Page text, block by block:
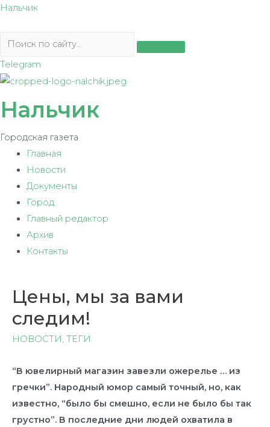
Перейти
содержимому
Нальчик
Telegram
Нальчик
Городская газета
Главная
Новости
Документы
Город
Главный редактор
Архив
Контакты
Цены, мы за вами
следим!
НОВОСТИ, ТЕГИ
“В ювелирный магазин завезли ожерелье … из
гречки”. Народный юмор самый точный, но, как
известно, “было бы смешно, если не было бы так
грустно”. В последние дни людей охватила в